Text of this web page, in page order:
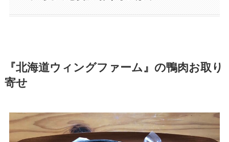
『北海道ウィングファーム』の鴨肉お取り
寄せ